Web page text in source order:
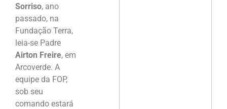
Sorriso, ano
passado, na
Fundação Terra,
leia-se Padre
Airton Freire, em
Arcoverde. A
equipe da FOP,
sob seu
comando estará